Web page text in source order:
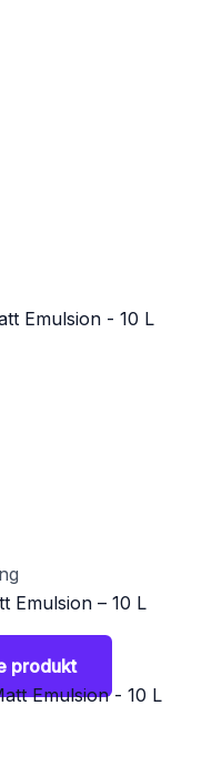
Emulsion – 10 L
produkt